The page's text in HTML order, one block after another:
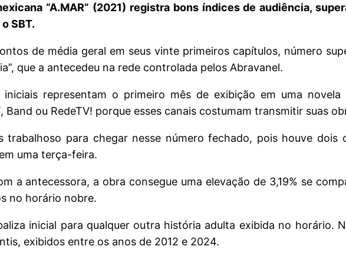
“A.MAR” (2021) registra bons índices de audiência,
SBT.
de média geral em seus vinte primeiros capítulos, número
que a antecedeu na rede controlada pelos Abravanel.
representam o primeiro mês de exibição em uma
Band ou RedeTV! porque esses canais costumam transmitir suas
trabalhoso para chegar nesse número fechado, pois houve
uma terça-feira.
a antecessora, a obra consegue uma elevação de 3,19% se
no horário nobre.
inicial para qualquer outra história adulta exibida no horário.
exibidos entre os anos de 2012 e 2024.